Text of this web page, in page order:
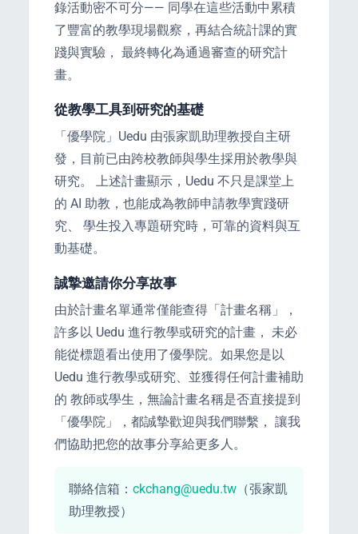
錄活動密不可分—— 同學在這些活動中累積
了豐富的教學現場觀察，再結合統計課的實
踐與實驗， 最終轉化為通過審查的研究計
畫。
從教學工具到研究的基礎
「優學院」Uedu 由張家凱助理教授自主研
發，目前已由跨校教師與學生採用於教學與
研究。 上述計畫顯示，Uedu 不只是課堂上
的 AI 助教，也能成為教師申請教學實踐研
究、 學生投入專題研究時，可靠的資料與互
動基礎。
誠摯邀請你分享故事
由於計畫名單通常僅能查得「計畫名稱」，
許多以 Uedu 進行教學或研究的計畫， 未必
能從標題看出使用了優學院。如果您是以
Uedu 進行教學或研究、並獲得任何計畫補助
的 教師或學生，無論計畫名稱是否直接提到
「優學院」，都誠摯歡迎與我們聯繫， 讓我
們協助把您的故事分享給更多人。
聯絡信箱： ckchang@uedu.tw （張家凱
助理教授）